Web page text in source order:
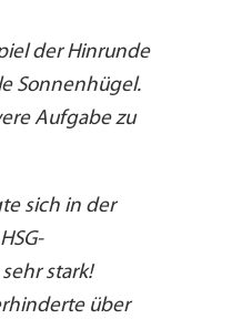
der Hinrunde
Sonnenhügel.
Aufgabe zu
sich in der
stark!
über